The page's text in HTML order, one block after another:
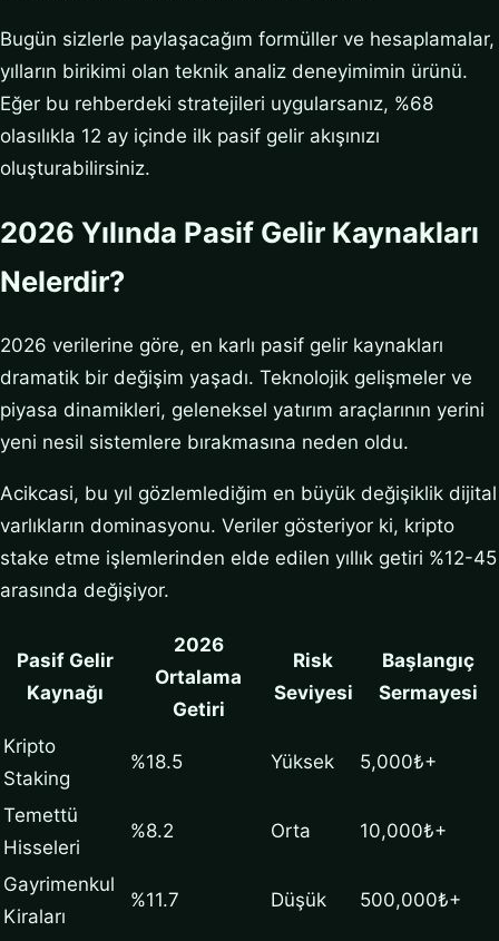
Bugün sizlerle paylaşacağım formüller ve hesaplamalar,
yılların birikimi olan teknik analiz deneyimimin ürünü.
Eğer bu rehberdeki stratejileri uygularsanız, %68
olasılıkla 12 ay içinde ilk pasif gelir akışınızı
oluşturabilirsiniz.
2026 Yılında Pasif Gelir Kaynakları
Nelerdir?
2026 verilerine göre, en karlı pasif gelir kaynakları
dramatik bir değişim yaşadı. Teknolojik gelişmeler ve
piyasa dinamikleri, geleneksel yatırım araçlarının yerini
yeni nesil sistemlere bırakmasına neden oldu.
Acikcasi, bu yıl gözlemlediğim en büyük değişiklik dijital
varlıkların dominasyonu. Veriler gösteriyor ki, kripto
stake etme işlemlerinden elde edilen yıllık getiri %12-45
arasında değişiyor.
Pasif Gelir
Kaynağı
2026
Ortalama
Getiri
Risk
Seviyesi
Başlangıç
Sermayesi
Kripto
Staking
%18.5 Yüksek 5,000₺+
Temettü
Hisseleri
%8.2 Orta 10,000₺+
Gayrimenkul
Kiraları
%11.7 Düşük 500,000₺+